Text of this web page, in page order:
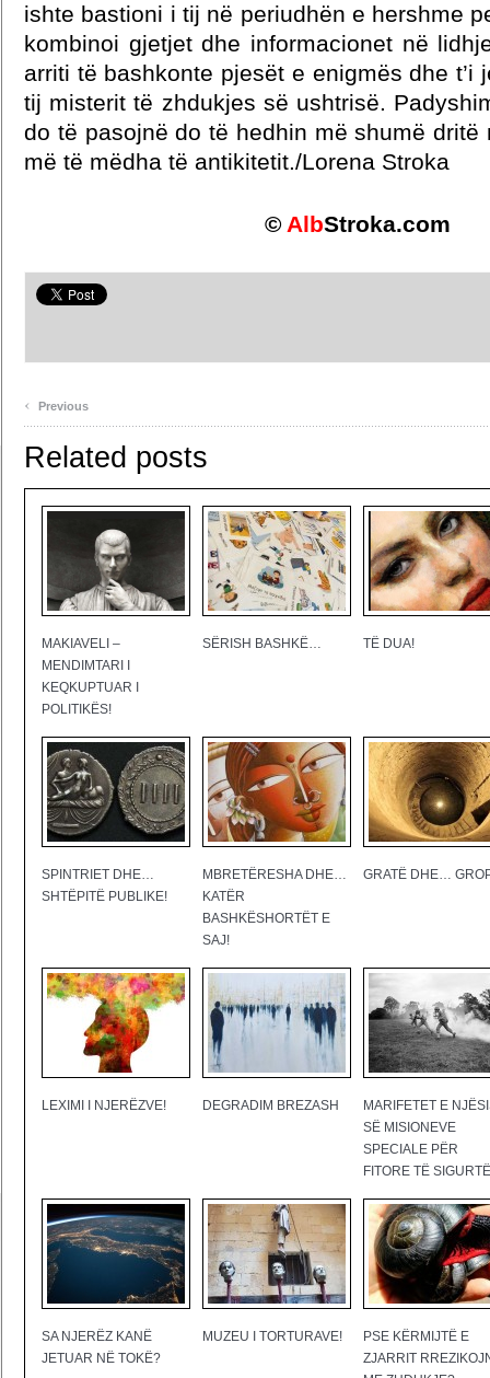
ishte bastioni i tij në periudhën e hershme
kombinoi gjetjet dhe informacionet në
arriti të bashkonte pjesët e enigmës dhe t’i
tij misterit të zhdukjes së ushtrisë.
do të pasojnë do të hedhin më shumë dritë
më të mëdha të antikitetit./Lorena Stroka
© AlbStroka.com
‹ Previous
Related posts
MAKIAVELI –
MENDIMTARI I
KEQKUPTUAR I
POLITIKËS!
SËRISH BASHKË… TË DUA!
SPINTRIET DHE…
SHTËPITË PUBLIKE!
MBRETËRESHA DHE…
KATËR
BASHKËSHORTËT E
SAJ!
GRATË DHE…
LEXIMI I NJERËZVE! DEGRADIM BREZASH
MARIFETET E
SË MISIONEVE
SPECIALE PËR
FITORE TË
SA NJERËZ KANË
JETUAR NË TOKË?
MUZEU I TORTURAVE!
PSE KËRMIJTË E
ZJARRIT